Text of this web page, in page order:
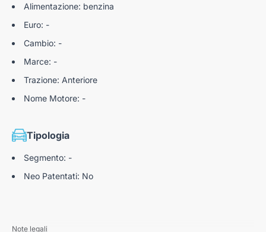
Alimentazione: benzina
Euro: -
Cambio: -
Marce: -
Trazione: Anteriore
Nome Motore: -
Tipologia
Segmento: -
Neo Patentati: No
Note legali